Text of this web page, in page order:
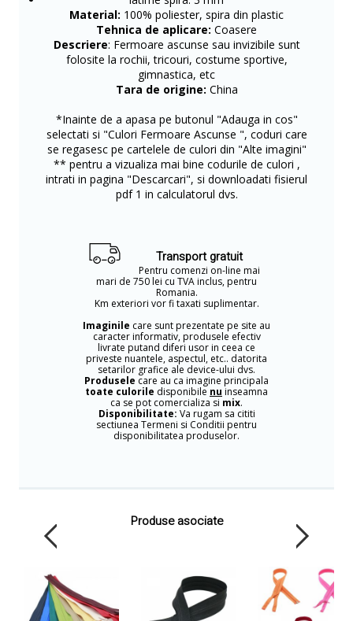
Material: 100% poliester, spira din plastic
Tehnica de aplicare: Coasere
Descriere: Fermoare ascunse sau invizibile sunt
folosite la rochii, tricouri, costume sportive,
gimnastica, etc
Tara de origine: China
*Inainte de a apasa pe butonul "Adauga in cos"
selectati si "Culori Fermoare Ascunse ", coduri care
se regasesc pe cartelele de culori din "Alte imagini"
** pentru a vizualiza mai bine codurile de culori ,
intrati in pagina "Descarcari", si downloadati fisierul
pdf 1 in calculatorul dvs.
Transport gratuit
Pentru comenzi on-line mai
mari de 750 lei cu TVA inclus, pentru
Romania.
Km exteriori vor fi taxati suplimentar.
Imaginile care sunt prezentate pe site au
caracter informativ, produsele efectiv
livrate putand diferi usor in ceea ce
priveste nuantele, aspectul, etc.. datorita
setarilor grafice ale device-ului dvs.
Produsele care au ca imagine principala
toate culorile disponibile nu inseamna
ca se pot comercializa si mix.
Disponibilitate: Va rugam sa cititi
sectiunea Termeni si Conditii pentru
disponibilitatea produselor.
Produse asociate